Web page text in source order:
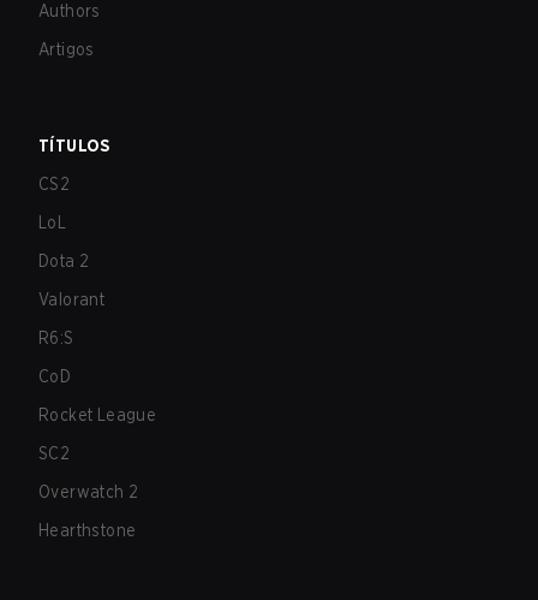
Authors
Artigos
TÍTULOS
CS2
LoL
Dota 2
Valorant
R6:S
CoD
Rocket League
SC2
Overwatch 2
Hearthstone